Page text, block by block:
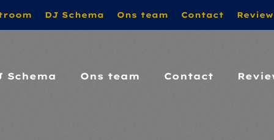
MET VRIENDELIJKE GROET VAN
DJ Schema Ons team Contact Review
Schema Ons team Contact